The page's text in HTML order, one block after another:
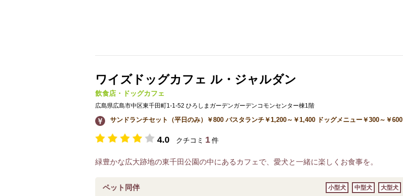
ワイズドッグカフェ ル・ジャルダン
飲食店・ドッグカフェ
広島県広島市中区東千田町1-1-52 ひろしまガーデンガーデンコモンセンター棟1階
サンドランチセット（平日のみ）￥800 パスタランチ￥1,200～￥1,400 ドッグメニュー￥300～￥600
4.0 クチコミ 1件
緑豊かな広大跡地の東千田公園の中にあるカフェで、愛犬と一緒に楽しくお食事を。
ペット同伴 小型犬 中型犬 大型犬